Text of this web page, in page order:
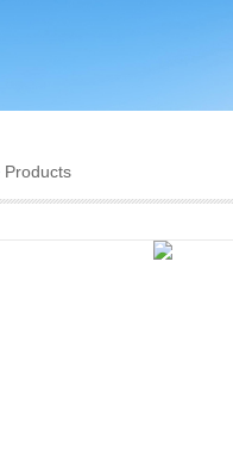
Products